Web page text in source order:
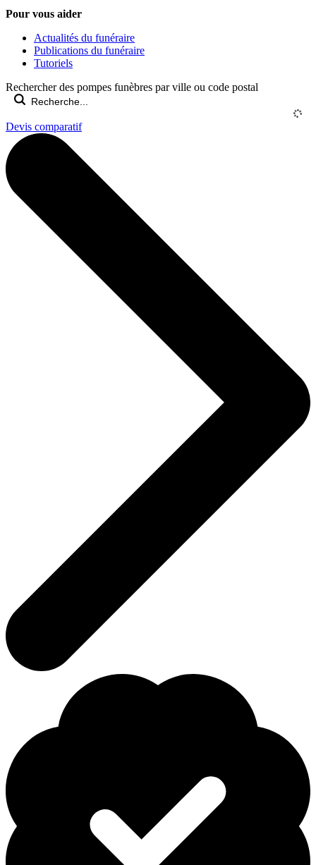
Pour vous aider
Actualités du funéraire
Publications du funéraire
Tutoriels
Rechercher des pompes funèbres par ville ou code postal
Devis comparatif